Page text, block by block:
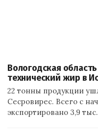
Вологодская
технический жир в
22 тонны продукции
Сесровирес. Всего с
экспортировано 3,9